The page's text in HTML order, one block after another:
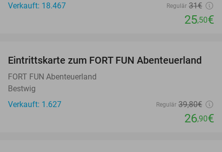
Verkauft: 18.467
Regulär 31€
25,50€
32%
Eintrittskarte zum FORT FUN Abenteuerland
FORT FUN Abenteuerland
Bestwig
Verkauft: 1.627
Regulär 39,80€
26,90€